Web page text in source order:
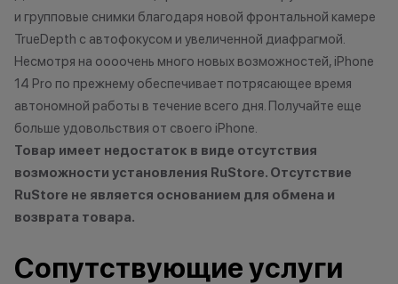
публичной офертой. Актуальную
нашем колл-центре.
*Акции и бонусы не суммируются.
*Данная акция не является
публичной офертой и носит
исключительно информационный
характер.
право отказать в заключении
договора купли-продажи по
и групповые снимки благодаря новой фронтальной камере
TrueDepth с автофокусом и увеличенной диафрагмой.
Несмотря на оооочень много новых возможностей, iPhone
14 Pro по прежнему обеспечивает потрясающее время
автономной работы в течение всего дня. Получайте еще
больше удовольствия от своего iPhone.
Товар имеет недостаток в виде отсутствия
возможности установления RuStore. Отсутствие
RuStore не является основанием для обмена и
возврата товара.
Сопутствующие услуги